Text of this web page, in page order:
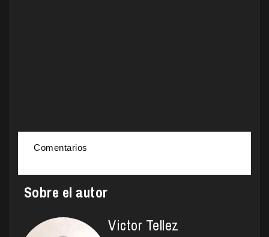
Comentarios
Sobre el autor
Victor Tellez